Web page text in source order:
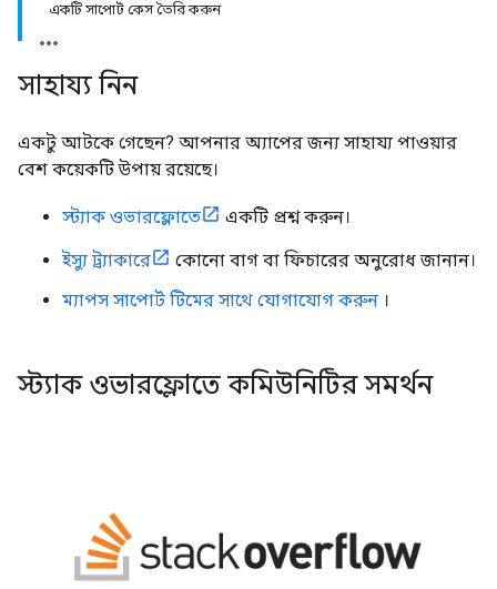
একটি সাপোর্ট কেস তৈরি করুন
সাহায্য নিন
একটু আটকে গেছেন? আপনার অ্যাপের জন্য সাহায্য পাওয়ার
বেশ কয়েকটি উপায় রয়েছে।
স্ট্যাক ওভারফ্লোতে একটি প্রশ্ন করুন।
ইস্যু ট্র্যাকারে
কোনো বাগ বা ফিচারের অনুরোধ জানান।
ম্যাপস সাপোর্ট টিমের সাথে যোগাযোগ করুন ।
স্ট্যাক ওভারফ্লোতে কমিউনিটির সমর্থন